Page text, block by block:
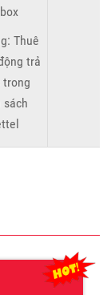
Thuê
trả
sách